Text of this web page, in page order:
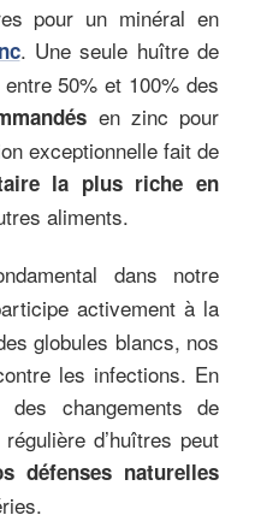
pour un minéral en
. Une seule huître de
50% et 100% des
en zinc pour
exceptionnelle fait de
la plus riche en
aliments.
dans notre
activement à la
globules blancs, nos
les infections. En
changements de
d’huîtres peut
défenses naturelles